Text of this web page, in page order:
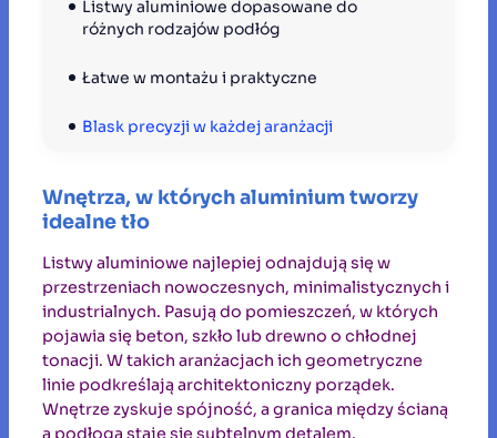
Listwy aluminiowe dopasowane do
różnych rodzajów podłóg
Łatwe w montażu i praktyczne
Blask precyzji w każdej aranżacji
Wnętrza, w których aluminium tworzy
idealne tło
Listwy aluminiowe najlepiej odnajdują się w
przestrzeniach nowoczesnych, minimalistycznych i
industrialnych. Pasują do pomieszczeń, w których
pojawia się beton, szkło lub drewno o chłodnej
tonacji. W takich aranżacjach ich geometryczne
linie podkreślają architektoniczny porządek.
Wnętrze zyskuje spójność, a granica między ścianą
a podłogą staje się subtelnym detalem.